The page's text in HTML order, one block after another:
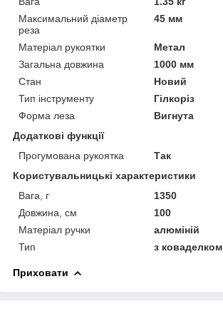
Максимальний діаметр
реза
45 мм
Матеріал рукоятки
Метал
Загальна довжина
1000 мм
Стан
Новий
Тип інструменту
Гілкоріз
Форма леза
Вигнута
Додаткові функції
Прогумована рукоятка
Так
Користувальницькі характеристики
Вага, г
1350
Довжина, см
100
Матеріал ручки
алюміній
Тип
з коваделком
Приховати